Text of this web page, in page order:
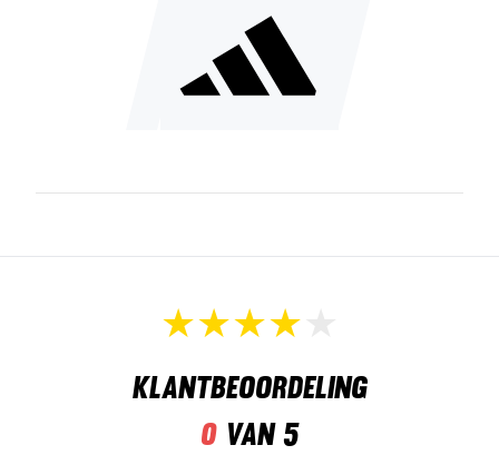
Ervaar comfort en prestaties – koop de Adidas
Climacool+ Airchill FreeLift Polo Legend Ink vandaag!
Klantbeoordeling
0van 5